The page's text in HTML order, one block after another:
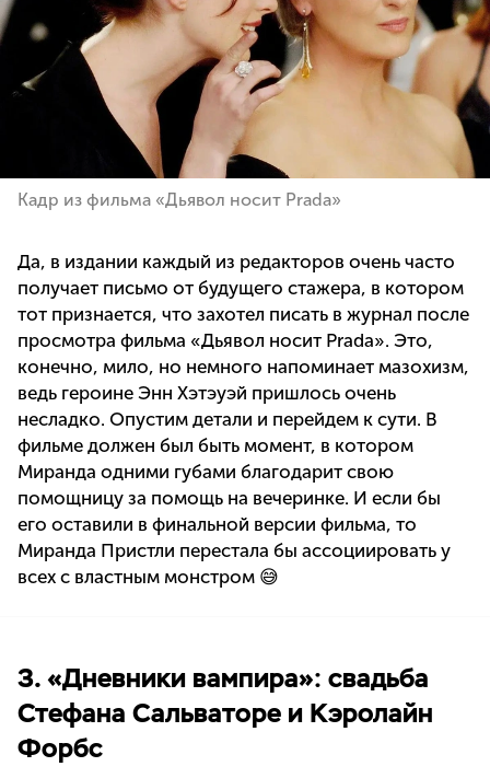
Кадр из фильма «Дьявол носит Prada»
Да, в издании каждый из редакторов очень часто
получает письмо от будущего стажера, в котором
тот признается, что захотел писать в журнал после
просмотра фильма «Дьявол носит Prada». Это,
конечно, мило, но немного напоминает мазохизм,
ведь героине Энн Хэтэуэй пришлось очень
несладко. Опустим детали и перейдем к сути. В
фильме должен был быть момент, в котором
Миранда одними губами благодарит свою
помощницу за помощь на вечеринке. И если бы
его оставили в финальной версии фильма, то
Миранда Пристли перестала бы ассоциировать у
всех с властным монстром 😅
3. «Дневники вампира»: свадьба
Стефана Сальваторе и Кэролайн
Форбс